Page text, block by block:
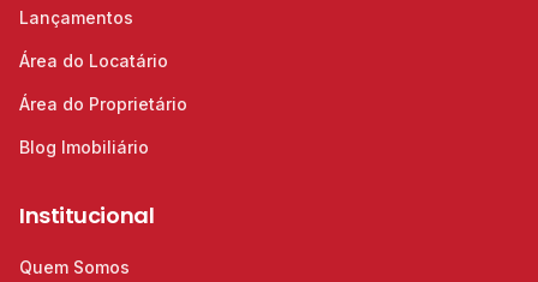
Lançamentos
Área do Locatário
Área do Proprietário
Blog Imobiliário
Institucional
Quem Somos